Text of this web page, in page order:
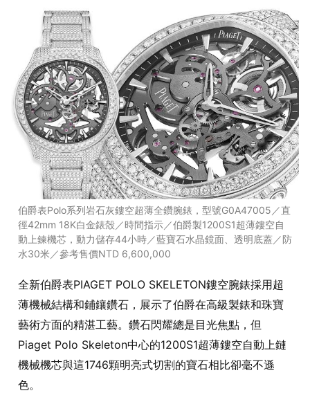
伯爵表Polo系列岩石灰鏤空超薄全鑽腕錶，型號G0A47005／直
徑42mm 18K白金錶殼／時間指示／伯爵製1200S1超薄鏤空自
動上鍊機芯，動力儲存44小時／藍寶石水晶鏡面、透明底蓋／防
水30米／參考售價NTD 6,600,000
全新伯爵表PIAGET POLO SKELETON鏤空腕錶採用超
薄機械結構和鋪鑲鑽石，展示了伯爵在高級製錶和珠寶
藝術方面的精湛工藝。鑽石閃耀總是目光焦點，但
Piaget Polo Skeleton中心的1200S1超薄鏤空自動上鏈
機械機芯與這1746顆明亮式切割的寶石相比卻毫不遜
色。